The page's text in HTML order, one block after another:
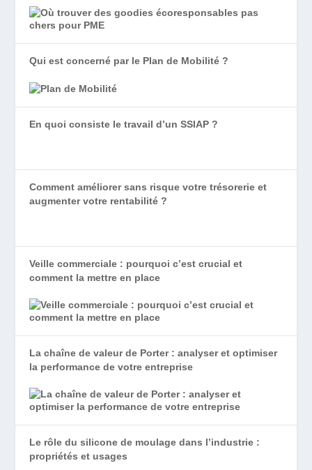
Qui est concerné par le Plan de Mobilité ?
En quoi consiste le travail d’un SSIAP ?
Comment améliorer sans risque votre trésorerie et
augmenter votre rentabilité ?
Veille commerciale : pourquoi c’est crucial et
comment la mettre en place
La chaîne de valeur de Porter : analyser et optimiser
la performance de votre entreprise
Le rôle du silicone de moulage dans l’industrie :
propriétés et usages